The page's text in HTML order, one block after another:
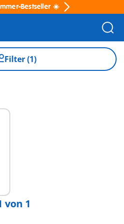
Bestseller ☀️
Filter (1)
von 1